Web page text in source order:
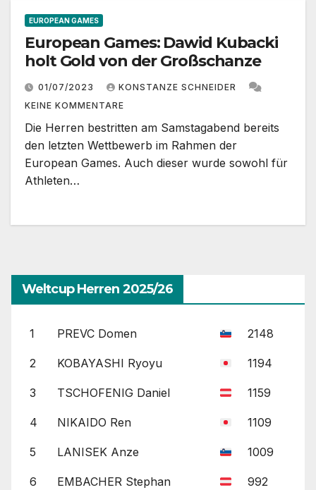
EUROPEAN GAMES
European Games: Dawid Kubacki
holt Gold von der Großschanze
01/07/2023
KONSTANZE SCHNEIDER
KEINE KOMMENTARE
Die Herren bestritten am Samstagabend bereits
den letzten Wettbewerb im Rahmen der
European Games. Auch dieser wurde sowohl für
Athleten…
Weltcup Herren 2025/26
1 PREVC Domen 2148
2 KOBAYASHI Ryoyu 1194
3 TSCHOFENIG Daniel 1159
4 NIKAIDO Ren 1109
5 LANISEK Anze 1009
6 EMBACHER Stephan 992